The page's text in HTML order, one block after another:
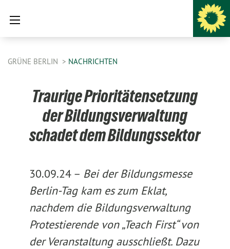
GRÜNE BERLIN NACHRICHTEN
Traurige Prioritätensetzung
der Bildungsverwaltung
schadet dem Bildungssektor
30.09.24 – Bei der Bildungsmesse
Berlin-Tag kam es zum Eklat,
nachdem die Bildungsverwaltung
Protestierende von „Teach First“ von
der Veranstaltung ausschließt. Dazu